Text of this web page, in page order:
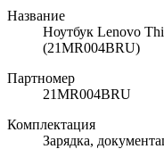
Название
Ноутбук Lenovo
(21MR004BRU)
Партномер
21MR004BRU
Комплектация
Зарядка,